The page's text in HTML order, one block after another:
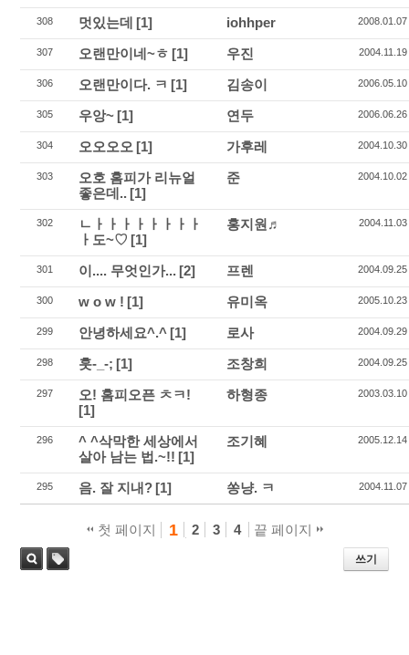
308 멋있는데 [1] iohhper 2008.01.07
307 오랜만이네~ㅎ [1] 우진 2004.11.19
306 오랜만이다. ㅋ [1] 김송이 2006.05.10
305 우앙~ [1] 연두 2006.06.26
304 오오오오 [1] 가후레 2004.10.30
303
오호 홈피가 리뉴얼
좋은데.. [1]
준 2004.10.02
302
ㄴㅏㅏㅏㅏㅏㅏㅏㅏ
ㅏ도~♡ [1]
홍지원♬ 2004.11.03
301 이.... 무엇인가... [2] 프렌 2004.09.25
300 w o w ! [1] 유미옥 2005.10.23
299 안녕하세요^.^ [1] 로사 2004.09.29
298 훗-_-; [1] 조창희 2004.09.25
297
오! 홈피오픈 ㅊㅋ!
[1]
하형종 2003.03.10
296
^ ^삭막한 세상에서
살아 남는 법.~!! [1]
조기혜 2005.12.14
295 음. 잘 지내? [1] 쏭냥. ㅋ 2004.11.07
첫 페이지 1 2 3 4 끝 페이지
쓰기